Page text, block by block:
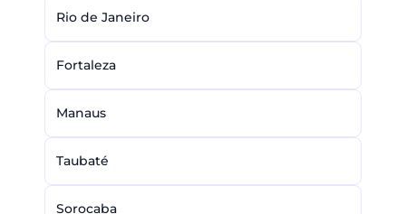
Rio de Janeiro
Fortaleza
Manaus
Taubaté
Sorocaba